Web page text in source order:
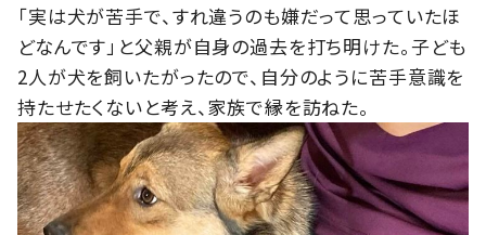
「実は犬が苦手で、すれ違うのも嫌だって思っていたほ
どなんです」と父親が自身の過去を打ち明けた。子ども
2人が犬を飼いたがったので、自分のように苦手意識を
持たせたくないと考え、家族で縁を訪ねた。